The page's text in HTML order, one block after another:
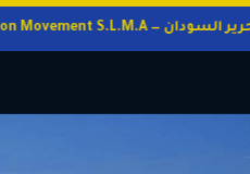
حركة تحرير السودان — Sudan Liberation Movement S.L.M.A